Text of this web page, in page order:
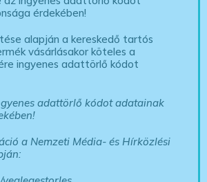
érdekében!
alapján a kereskedő tartós
vásárlásakor köteles a
ingyenes adattörlő kódot
adattörlő kódot adatainak
a Nemzeti Média- és Hírközlési